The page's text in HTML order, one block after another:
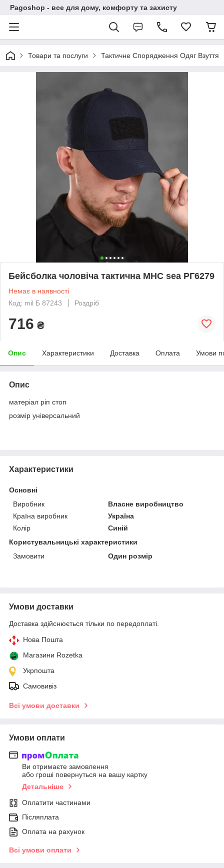
Pagoshop - все для дому, комфорту та захисту
Товари та послуги Тактичне Спорядження Одяг Взуття
Бейсболка чоловіча тактична МНС sea РГ6279
Немає в наявності
Код: mil Б 87243
Роздріб
716 ₴
Опис Характеристики Доставка Оплата Умови
Опис
матеріал ріп стоп
розмір універсальний
Характеристики
Основні
Виробник
Власне виробництво
Країна виробник
Україна
Колір
Синій
Користувальницькі характеристики
Замовити
Один розмір
Умови доставки
Доставка здійснюється тільки по передоплаті.
Нова Пошта
Магазини Rozetka
Укрпошта
Самовивіз
Всі умови доставки
Умови оплати
Ви отримаєте замовлення
або гроші повернуться на вашу картку
Детальніше
Оплатити частинами
Післяплата
Оплата на рахунок
Всі умови оплати